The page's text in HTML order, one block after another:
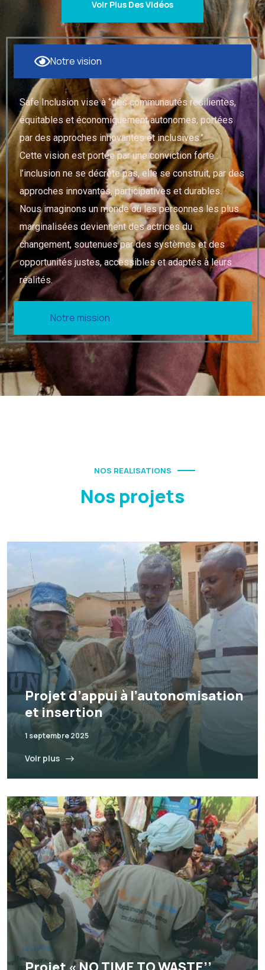
Voir Plus Des Vidéos
Notre vision
Notre mission
Safe Inclusion vise à ‘’des communautés résilientes,
équitables et économiquement autonomes, portées
par des approches innovantes et inclusives."
Cette vision est portée par une conviction forte :
l’inclusion ne se décrète pas, elle se construit, par des
approches innovantes, participatives et durables.
Nous imaginons un monde où les personnes les plus
marginalisées deviennent des actrices du
changement, soutenues par des systèmes et des
opportunités justes, accessibles et adaptés à leurs
réalités.
NOS REALISATIONS
Nos projets
Projet d’appui à l’autonomisation
et insertion
1 septembre 2025
Voir plus